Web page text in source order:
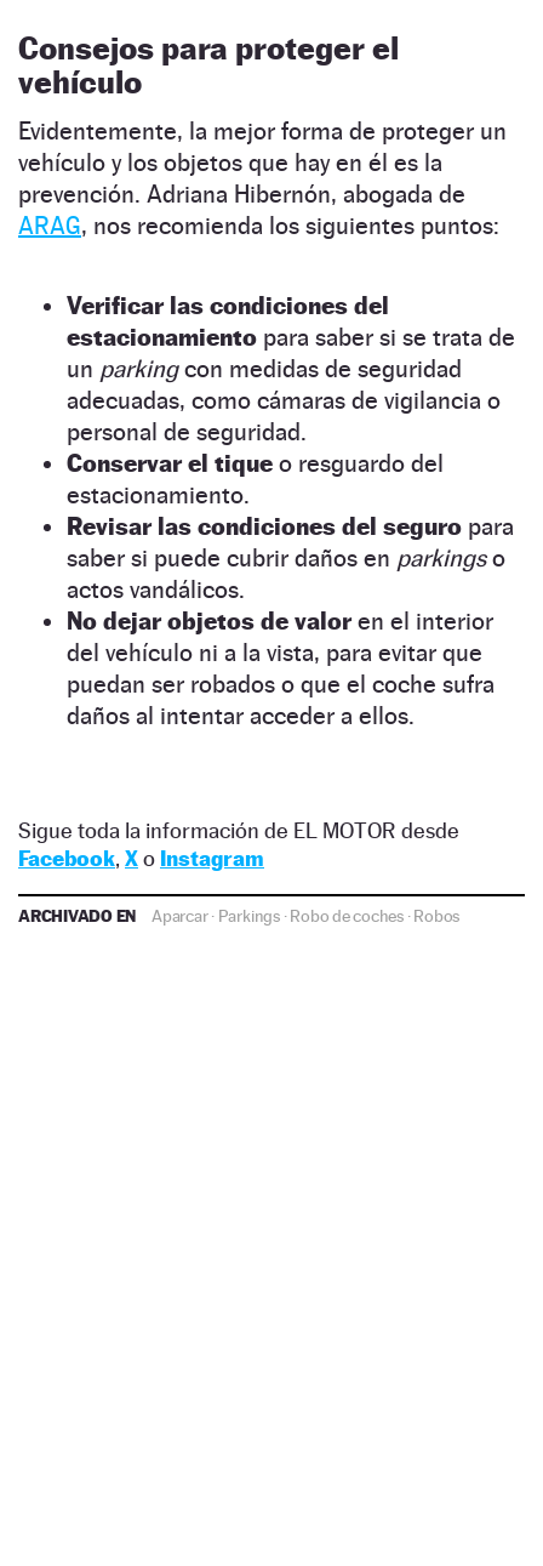
Consejos para proteger el
vehículo
Evidentemente, la mejor forma de proteger un
vehículo y los objetos que hay en él es la
prevención. Adriana Hibernón, abogada de
ARAG, nos recomienda los siguientes puntos:
Verificar las condiciones del
estacionamiento para saber si se trata de
un parkingcon medidas de seguridad
adecuadas, como cámaras de vigilancia o
personal de seguridad.
Conservar el tique o resguardo del
estacionamiento.
Revisar las condiciones del seguro para
saber si puede cubrir daños en parkingso
actos vandálicos.
No dejar objetos de valoren el interior
del vehículo ni a la vista, para evitar que
puedan ser robados o que el coche sufra
daños al intentar acceder a ellos.
Sigue toda la información de EL MOTOR desde
Facebook, Xo Instagram
ARCHIVADO EN Aparcar· Parkings·Robo de coches·Robos